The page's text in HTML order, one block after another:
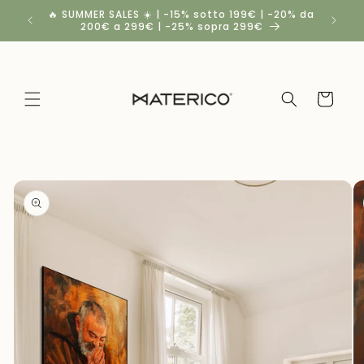
direttamente
ai contenuti
🔥 SUMMER SALES ☀️ | -15% sotto 199€ | -20% da
200€ a 299€ | -25% sopra 299€
Carrello
informazioni
sul
prodotto